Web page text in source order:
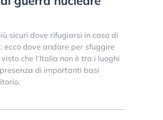
sicuri dove rifugiarsi in caso di
ecco dove andare per sfuggire
che l’Italia non è tra i luoghi
di importanti basi